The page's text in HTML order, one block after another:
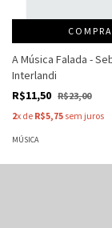
A Música Falada -
Interlandi
R$11,50 R$23,00
2x de R$5,75 sem juros
MÚSICA